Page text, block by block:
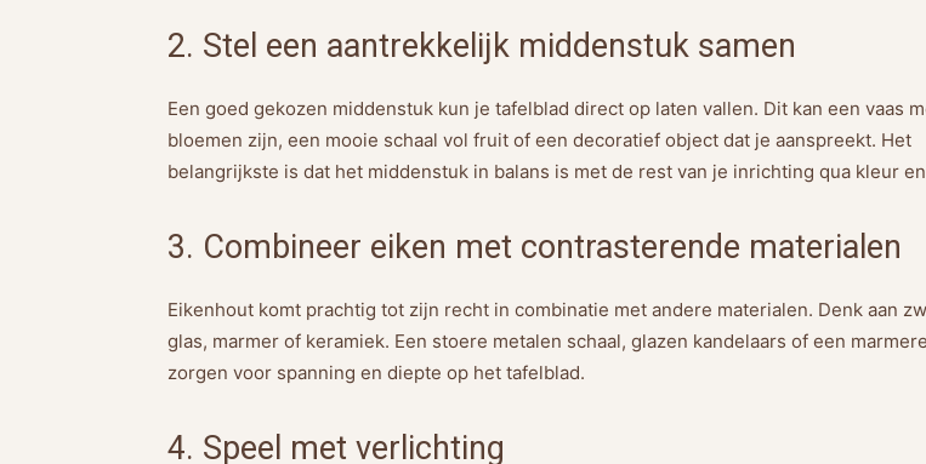
2. Stel een aantrekkelijk middenstuk samen
Een goed gekozen middenstuk kun je tafelblad direct op laten vallen. Dit kan een vaas
bloemen zijn, een mooie schaal vol fruit of een decoratief object dat je aanspreekt. Het
belangrijkste is dat het middenstuk in balans is met de rest van je inrichting qua kleur
3. Combineer eiken met contrasterende materialen
Eikenhout komt prachtig tot zijn recht in combinatie met andere materialen. Denk aan
glas, marmer of keramiek. Een stoere metalen schaal, glazen kandelaars of een
zorgen voor spanning en diepte op het tafelblad.
4. Speel met verlichting